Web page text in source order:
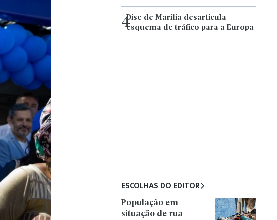
4Dise de Marília desarticula
esquema de tráfico para a Europa
ESCOLHAS DO EDITOR
População em
situação de rua